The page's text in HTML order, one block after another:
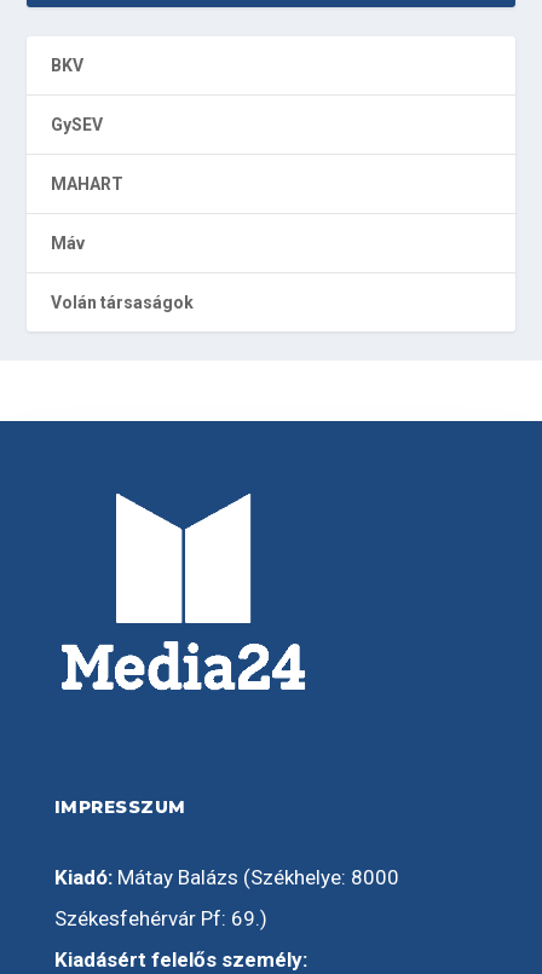
BKV
GySEV
MAHART
Máv
Volán társaságok
IMPRESSZUM
Kiadó:Mátay Balázs (Székhelye: 8000
Székesfehérvár Pf: 69.)
Kiadásért felelős személy: